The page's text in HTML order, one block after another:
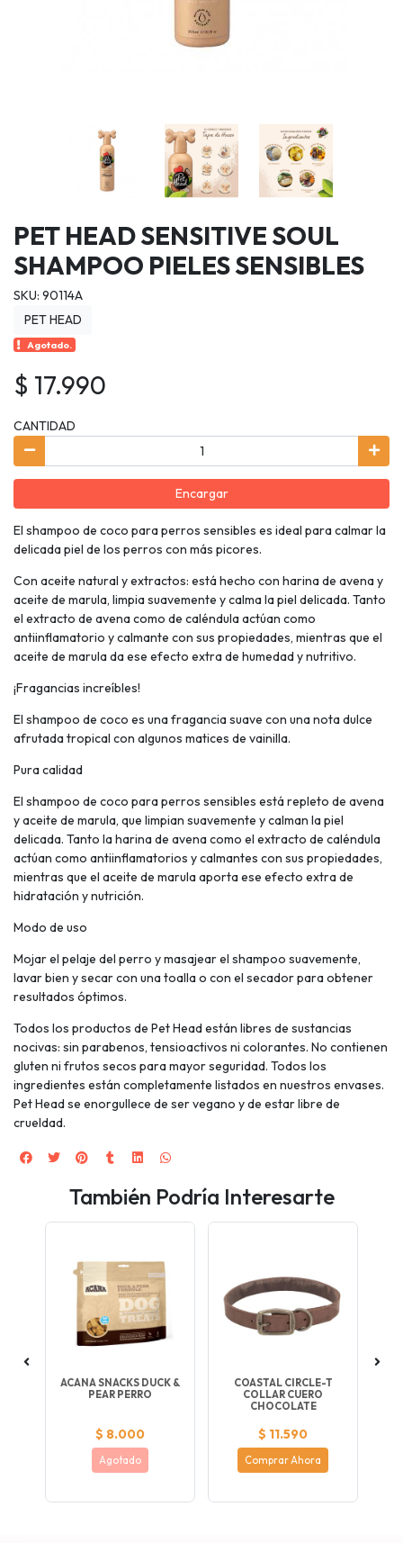
PET HEAD SENSITIVE SOUL
SHAMPOO PIELES SENSIBLES
SKU: 90114A
PET HEAD
Agotado.
$ 17.990
CANTIDAD
Encargar
El shampoo de coco para perros sensibles es ideal para calmar la
delicada piel de los perros con más picores.
Con aceite natural y extractos: está hecho con harina de avena y
aceite de marula, limpia suavemente y calma la piel delicada. Tanto
el extracto de avena como de caléndula actúan como
antiinflamatorio y calmante con sus propiedades, mientras que el
aceite de marula da ese efecto extra de humedad y nutritivo.
¡Fragancias increíbles!
El shampoo de coco es una fragancia suave con una nota dulce
afrutada tropical con algunos matices de vainilla.
Pura calidad
El shampoo de coco para perros sensibles está repleto de avena
y aceite de marula, que limpian suavemente y calman la piel
delicada. Tanto la harina de avena como el extracto de caléndula
actúan como antiinflamatorios y calmantes con sus propiedades,
mientras que el aceite de marula aporta ese efecto extra de
hidratación y nutrición.
Modo de uso
Mojar el pelaje del perro y masajear el shampoo suavemente,
lavar bien y secar con una toalla o con el secador para obtener
resultados óptimos.
Todos los productos de Pet Head están libres de sustancias
nocivas: sin parabenos, tensioactivos ni colorantes. No contienen
gluten ni frutos secos para mayor seguridad. Todos los
ingredientes están completamente listados en nuestros envases.
Pet Head se enorgullece de ser vegano y de estar libre de
crueldad.
También Podría Interesarte
ACANA SNACKS DUCK &
PEAR PERRO
$ 8.000
Agotado
COASTAL CIRCLE-T
COLLAR CUERO
CHOCOLATE
$ 11.590
Comprar Ahora